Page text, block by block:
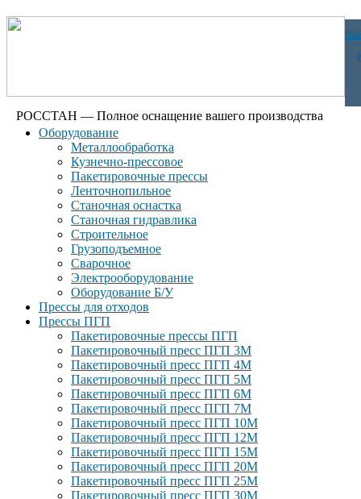
РОССТАН — Полное оснащение вашего производства
Оборудование
Металлообработка
Кузнечно-прессовое
Пакетировочные прессы
Ленточнопильное
Станочная оснастка
Станочная гидравлика
Строительное
Грузоподъемное
Сварочное
Электрооборудование
Оборудование Б/У
Прессы для отходов
Прессы ПГП
Пакетировочные прессы ПГП
Пакетировочный пресс ПГП 3М
Пакетировочный пресс ПГП 4М
Пакетировочный пресс ПГП 5М
Пакетировочный пресс ПГП 6М
Пакетировочный пресс ПГП 7М
Пакетировочный пресс ПГП 10М
Пакетировочный пресс ПГП 12М
Пакетировочный пресс ПГП 15М
Пакетировочный пресс ПГП 20М
Пакетировочный пресс ПГП 25М
Пакетировочный пресс ПГП 30М